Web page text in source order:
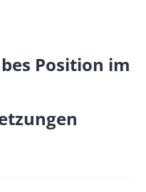
Position im